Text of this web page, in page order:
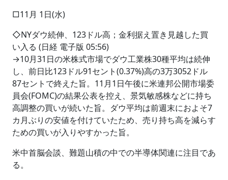
□11月 1日(水)
◇NYダウ続伸、123ドル高；金利据え置き見越した買
い入る (日経 電子版 05:56)
→10月31日の米株式市場でダウ工業株30種平均は続伸
し、前日比123ドル91セント(0.37%)高の3万3052ドル
87セントで終えた旨。11月1日午後に米連邦公開市場委
員会(FOMC)の結果公表を控え、景気敏感株などに持ち
高調整の買いが続いた旨。ダウ平均は前週末におよそ7
カ月ぶりの安値を付けていたため、売り持ち高を減らす
ための買いが入りやすかった旨。
米中首脳会談、難題山積の中での半導体関連に注目であ
る。